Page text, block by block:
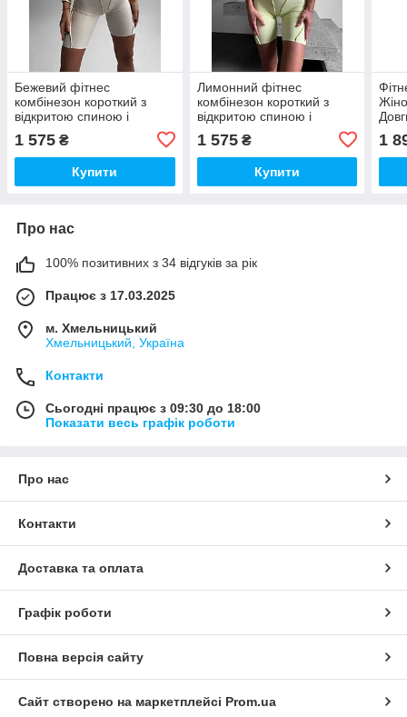
Бежевий фітнес
комбінезон короткий з
відкритою спиною і
швами
1 575 ₴
Купити
Лимонний фітнес
комбінезон короткий з
відкритою спиною і
швами
1 575₴
Купити
для
1
Про нас
100% позитивних з 34 відгуків за рік
Працює з 17.03.2025
м. Хмельницький
Хмельницький, Україна
Контакти
Сьогодні працює з 09:30 до 18:00
Показати весь графік роботи
Про нас
Контакти
Доставка та оплата
Графік роботи
Повна версія сайту
Сайт створено на маркетплейсі Prom.ua